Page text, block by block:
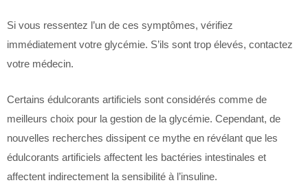
Si vous ressentez l’un de ces symptômes, vérifiez
immédiatement votre glycémie. S’ils sont trop élevés, contactez
votre médecin.
Certains édulcorants artificiels sont considérés comme de
meilleurs choix pour la gestion de la glycémie. Cependant, de
nouvelles recherches dissipent ce mythe en révélant que les
édulcorants artificiels affectent les bactéries intestinales et
affectent indirectement la sensibilité à l’insuline.